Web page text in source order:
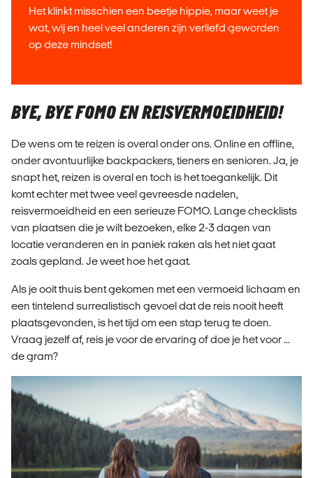
Het klinkt misschien een beetje hippie, maar weet je
wat, wij en heel veel anderen zijn verliefd geworden
op deze mindset!
BYE, BYE FOMO EN REISVERMOEIDHEID!
De wens om te reizen is overal onder ons. Online en offline,
onder avontuurlijke backpackers, tieners en senioren. Ja, je
snapt het, reizen is overal en toch is het toegankelijk. Dit
komt echter met twee veel gevreesde nadelen,
reisvermoeidheid en een serieuze FOMO. Lange checklists
van plaatsen die je wilt bezoeken, elke 2-3 dagen van
locatie veranderen en in paniek raken als het niet gaat
zoals gepland. Je weet hoe het gaat.
Als je ooit thuis bent gekomen met een vermoeid lichaam en
een tintelend surrealistisch gevoel dat de reis nooit heeft
plaatsgevonden, is het tijd om een stap terug te doen.
Vraag jezelf af, reis je voor de ervaring of doe je het voor ...
de gram?